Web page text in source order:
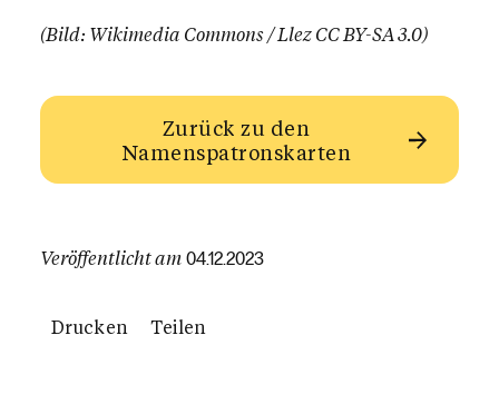
(Bild: Wikimedia Commons / Llez CC BY-SA 3.0)
Zurück zu den
Namenspatronskarten
Veröffentlicht am 04.12.2023
Drucken Teilen